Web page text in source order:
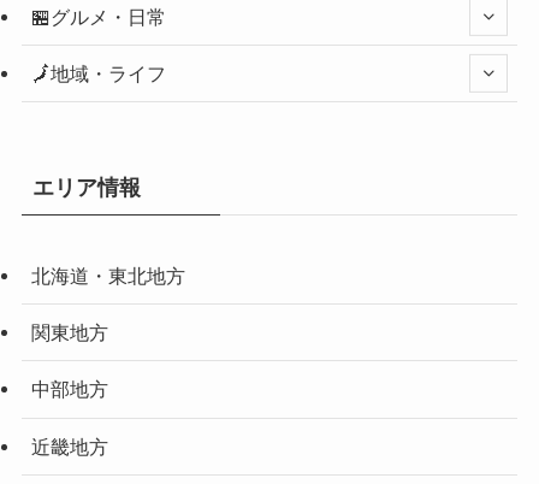
🏪グルメ・日常
🗾地域・ライフ
エリア情報
北海道・東北地方
関東地方
中部地方
近畿地方